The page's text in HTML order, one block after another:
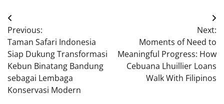
Post
navigation
Previous:
Taman Safari Indonesia
Siap Dukung Transformasi
Kebun Binatang Bandung
sebagai Lembaga
Konservasi Modern
Next:
Moments of Need to
Meaningful Progress: How
Cebuana Lhuillier Loans
Walk With Filipinos